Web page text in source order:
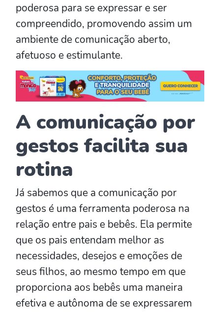
poderosa para se expressar e ser
compreendido, promovendo assim um
ambiente de comunicação aberto,
afetuoso e estimulante.
A comunicação por
gestos facilita sua
rotina
Já sabemos que a comunicação por
gestos é uma ferramenta poderosa na
relação entre pais e bebês. Ela permite
que os pais entendam melhor as
necessidades, desejos e emoções de
seus filhos, ao mesmo tempo em que
proporciona aos bebês uma maneira
efetiva e autônoma de se expressarem